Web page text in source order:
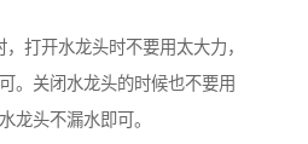
打开水龙头时不要用太大力，
。关闭水龙头的时候也不要用
龙头不漏水即可。